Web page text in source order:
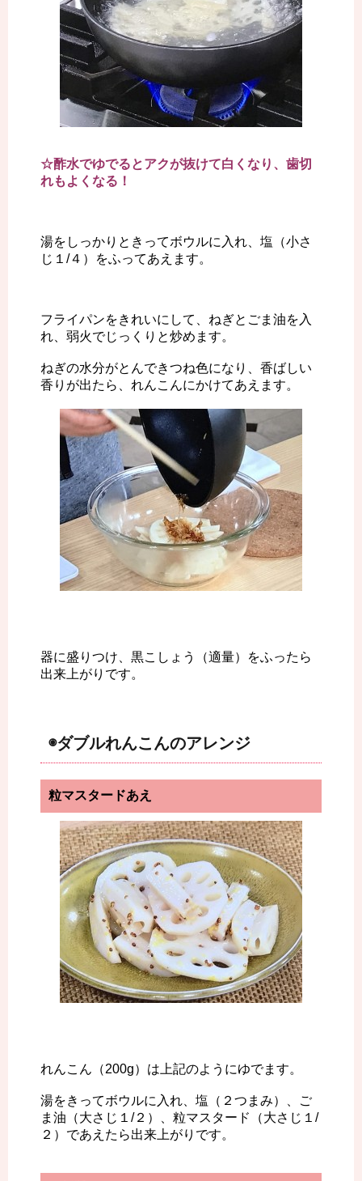
☆酢水でゆでるとアクが抜けて白くなり、歯切
れもよくなる！
湯をしっかりときってボウルに入れ、塩（小さ
じ１/４）をふってあえます。
フライパンをきれいにして、ねぎとごま油を入
れ、弱火でじっくりと炒めます。
ねぎの水分がとんできつね色になり、香ばしい
香りが出たら、れんこんにかけてあえます。
器に盛りつけ、黒こしょう（適量）をふったら
出来上がりです。
◉ダブルれんこんのアレンジ
粒マスタードあえ
れんこん（200g）は上記のようにゆでます。
湯をきってボウルに入れ、塩（２つまみ）、ご
ま油（大さじ１/２）、粒マスタード（大さじ１/
２）であえたら出来上がりです。